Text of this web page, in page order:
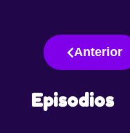
Anterior
Episodios